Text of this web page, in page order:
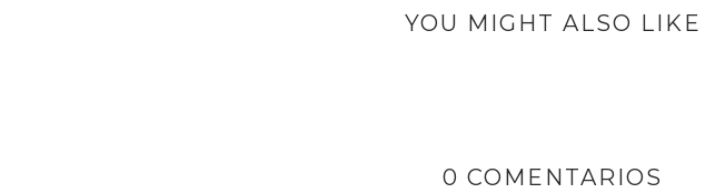
YOU MIGHT ALSO LIKE
0 COMENTARIOS